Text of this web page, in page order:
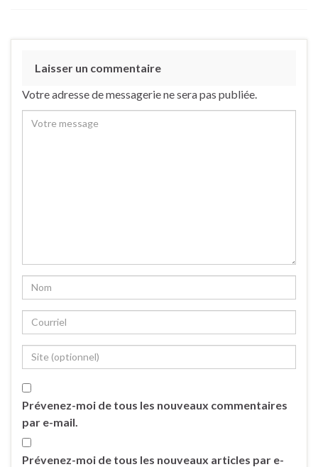
Laisser un commentaire
Votre adresse de messagerie ne sera pas publiée.
Prévenez-moi de tous les nouveaux commentaires
par e-mail.
Prévenez-moi de tous les nouveaux articles par e-